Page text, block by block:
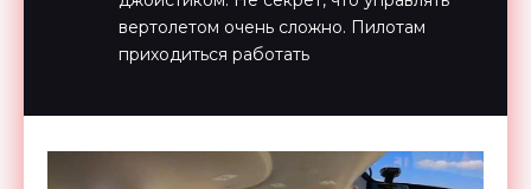
вертолетом очень сложно. Пилотам
приходиться работать